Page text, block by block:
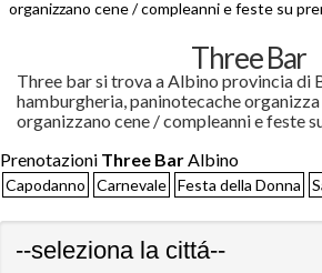
organizzano cene / compleanni e feste su
Three Bar
Three bar si trova a Albino provincia di
hamburgheria, paninotecache
organizzano cene / compleanni e feste
Prenotazioni Three Bar Albino
Capodanno Carnevale Festa della Donna